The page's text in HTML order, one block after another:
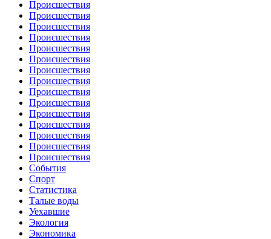
Происшествия
Происшествия
Происшествия
Происшествия
Происшествия
Происшествия
Происшествия
Происшествия
Происшествия
Происшествия
Происшествия
Происшествия
Происшествия
Происшествия
Происшествия
События
Спорт
Статистика
Талые воды
Уехавшие
Экология
Экономика